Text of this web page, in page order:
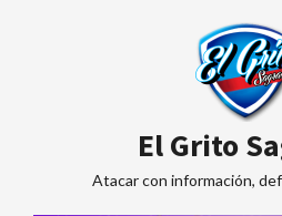
El Grito
Atacar con información,